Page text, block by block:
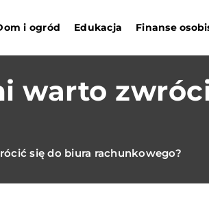
i ogród Edukacja Finanse
warto
się do biura rachunkowego?